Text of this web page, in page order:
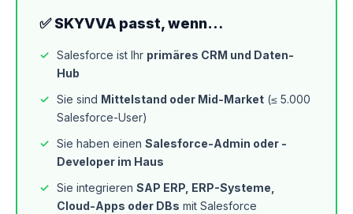
✅ SKYVVA passt, wenn…
Salesforce ist Ihr primäres CRM und Daten-
Hub
Sie sind Mittelstand oder Mid-Market (≤ 5.000
Salesforce-User)
Sie haben einen Salesforce-Admin oder -
Developer im Haus
Sie integrieren SAP ERP, ERP-Systeme,
Cloud-Apps oder DBs mit Salesforce